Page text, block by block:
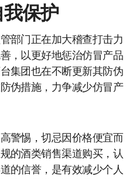
我保护
部门正在加大稽查打击力
，以更好地惩治仿冒产品
集团也在不断更新其防伪
伪措施，力争减少仿冒产
警惕，切忌因价格便宜而
的酒类销售渠道购买，认
的信誉，是有效减少个人